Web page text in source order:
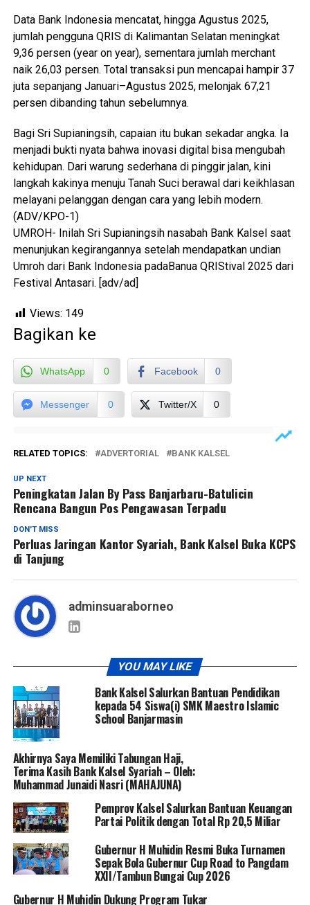
Data Bank Indonesia mencatat, hingga Agustus 2025,
jumlah pengguna QRIS di Kalimantan Selatan meningkat
9,36 persen (year on year), sementara jumlah merchant
naik 26,03 persen. Total transaksi pun mencapai hampir 37
juta sepanjang Januari–Agustus 2025, melonjak 67,21
persen dibanding tahun sebelumnya.
Bagi Sri Supianingsih, capaian itu bukan sekadar angka. Ia
menjadi bukti nyata bahwa inovasi digital bisa mengubah
kehidupan. Dari warung sederhana di pinggir jalan, kini
langkah kakinya menuju Tanah Suci berawal dari keikhlasan
melayani pelanggan dengan cara yang lebih modern.
(ADV/KPO-1)
UMROH- Inilah Sri Supianingsih nasabah Bank Kalsel saat
menunjukan kegirangannya setelah mendapatkan undian
Umroh dari Bank Indonesia padaBanua QRIStival 2025 dari
Festival Antasari. [adv/ad]
Views: 149
Bagikan ke
WhatsApp 0 Facebook 0
Messenger 0 Twitter/X 0
RELATED TOPICS: ADVERTORIAL BANK KALSEL
UP NEXT
Peningkatan Jalan By Pass Banjarbaru-Batulicin
Rencana Bangun Pos Pengawasan Terpadu
DON'T MISS
Perluas Jaringan Kantor Syariah, Bank Kalsel Buka KCPS
di Tanjung
adminsuaraborneo
YOU MAY LIKE
Bank Kalsel Salurkan Bantuan Pendidikan
kepada 54 Siswa(i) SMK Maestro Islamic
School Banjarmasin
Akhirnya Saya Memiliki Tabungan Haji,
Terima Kasih Bank Kalsel Syariah – Oleh:
Muhammad Junaidi Nasri (MAHAJUNA)
Pemprov Kalsel Salurkan Bantuan Keuangan
Partai Politik dengan Total Rp 20,5 Miliar
Gubernur H Muhidin Resmi Buka Turnamen
Sepak Bola Gubernur Cup Road to Pangdam
XXII/Tambun Bungai Cup 2026
Gubernur H Muhidin Dukung Program Tukar